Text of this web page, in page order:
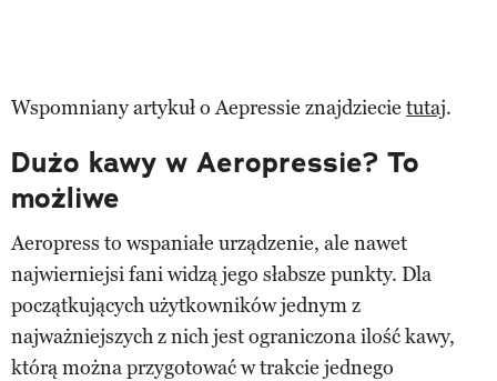
Wspomniany artykuł o Aepressie znajdziecie tutaj.
Dużo kawy w Aeropressie? To
możliwe
Aeropress to wspaniałe urządzenie, ale nawet
najwierniejsi fani widzą jego słabsze punkty. Dla
początkujących użytkowników jednym z
najważniejszych z nich jest ograniczona ilość kawy,
którą można przygotować w trakcie jednego